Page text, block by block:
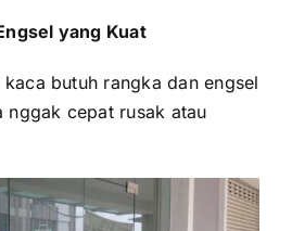
yang Kuat
butuh rangka dan engsel
nggak cepat rusak atau